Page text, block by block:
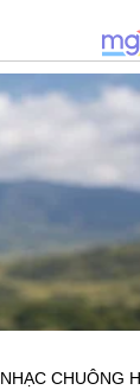
NHẠC CHUÔNG